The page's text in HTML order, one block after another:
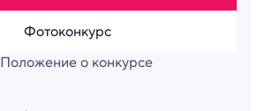
Фотоконкурс
Положение о конкурсе